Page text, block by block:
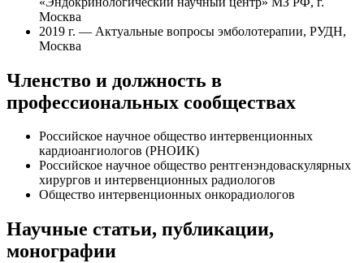
Москва
2019 г. — Актуальные вопросы эмболотерапии, РУДН,
Москва
Членство и должность в
профессиональных сообществах
Российское научное общество интервенционных
кардиоангиологов (РНОИК)
Российское научное общество рентгенэндоваскулярных
хирургов и интервенционных радиологов
Общество интервенционных онкорадиологов
Научные статьи, публикации,
монографии